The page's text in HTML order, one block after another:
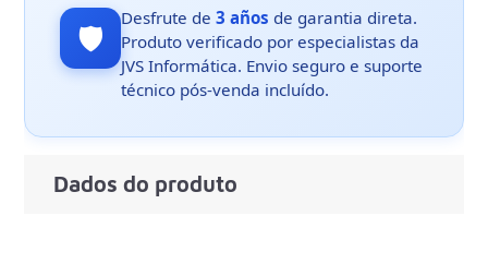
🛡️ Desfrute de3 años de garantia direta.
Produto verificado por especialistas da
JVS Informática. Envio seguro e suporte
técnico pós-venda incluído.
Dados do produto